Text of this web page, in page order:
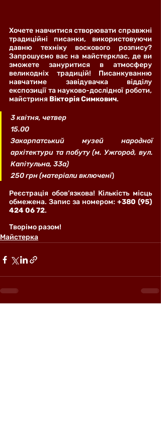
Хочете навчитися створювати справжні
традиційні писанки, використовуючи
давню техніку воскового розпису?
Запрошуємо вас на майстерклас, де ви
зможете зануритися в атмосферу
великодніх традицій! Писанкуванню
навчатиме завідувачка відділу
експозиції та науково-дослідної роботи,
майстриня Вікторія Симкович.
3 квітня, четвер
15.00
Закарпатський музей народної
архітектури та побуту (м. Ужгород, вул.
Капітульна, 33а)
250 грн (матеріали включені)
Реєстрація обов’язкова! Кількість місць
обмежена. Запис за номером: +380 (95)
424 06 72.
Творімо разом!
Майстерка